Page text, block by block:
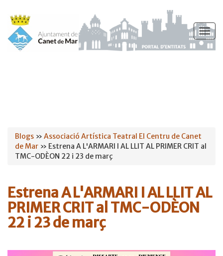
Vés
contingut
Esteu
aquí
Blogs » Associació Artística Teatral El Centru de Canet
de Mar » Estrena A L'ARMARI I AL LLIT AL PRIMER CRIT al
TMC-ODÈON 22 i 23 de març
Estrena A L'ARMARI I AL LLIT AL
PRIMER CRIT al TMC-ODÈON
22 i 23 de març